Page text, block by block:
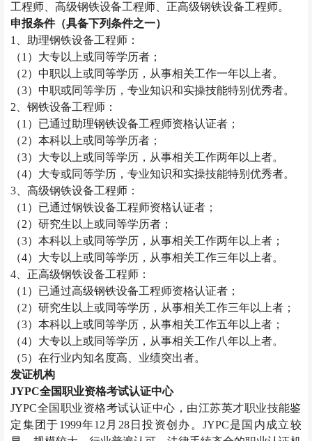
工程师、高级钢铁设备工程师、正高级钢铁设备工程师。
申报条件（具备下列条件之一）
1
、助理钢铁设备工程师：
（1 ）大专以上或同等学历者；
（2）中职以上或同等学历，从事相关工作一年以上者。
（3）中职或同等学历，专业知识和实操技能特别优秀者。
2 、钢铁设备工程师：
（1 ）已通过助理钢铁设备工程师资格认证者；
（2）本科以上或同等学历者；
（3）大专以上或同等学历，从事相关工作两年以上者。
（4）大专或同等学历，专业知识和实操技能特别优秀者。
3 、高级钢铁设备工程师：
（1 ）已通过钢铁设备工程师资格认证者；
（2）研究生以上或同等学历者；
（3）本科以上或同等学历，从事相关工作两年以上者；
（4）大专以上或同等学历，从事相关工作三年以上者。
4 、正高级钢铁设备工程师：
（1 ）已通过高级钢铁设备工程师资格认证者；
（2）研究生以上或同等学历，从事相关工作三年以上者；
（3）本科以上或同等学历，从事相关工作五年以上者；
（4）大专以上或同等学历，从事相关工作八年以上者。
（5）在行业内知名度高、业绩突出者。
发证机构
JYPC全国职业资格考试认证中心
JYPC全国职业资格考试认证中心，由江苏英才职业技能鉴
定集团于1999年12 月 28日投资创办。 JYPC是国内成立较